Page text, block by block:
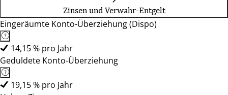
Zinsen und Verwahr-Entgelt
Eingeräumte Konto-Überziehung (Dispo)
14,15 % pro Jahr
Geduldete Konto-Überziehung
19,15 % pro Jahr